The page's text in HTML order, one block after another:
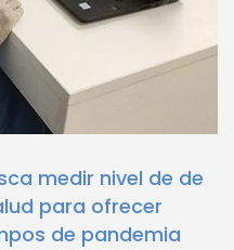
medir nivel de de
para ofrecer
de pandemia